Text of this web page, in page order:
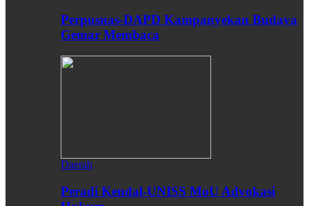
Perpusnas-DAPD Kampanyekan Budaya
Gemar Membaca
Daerah
Peradi Kendal-UNISS MoU Advokasi